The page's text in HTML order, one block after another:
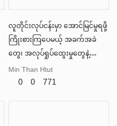
လူတိုင်းလုပ်ငန်းမှာ အောင်မြင်မှုရဖို့
ကြိုးစားကြပေမယ့် အခက်အခဲ
တွေ၊ အလုပ်ရှုပ်ထွေးမှုတွေနဲ့
ကြုံတွေ့နေရတာအမှန်ပါပဲ။
Min Than Htut
0 0 771